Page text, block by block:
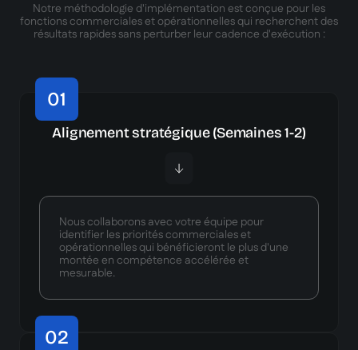
Notre méthodologie d'implémentation est conçue pour les
fonctions commerciales et opérationnelles qui recherchent des
résultats rapides sans perturber leur cadence d'exécution :
Alignement stratégique (Semaines 1-2)
Nous collaborons avec votre équipe pour
identifier les priorités commerciales et
opérationnelles qui bénéficieront le plus d'une
montée en compétence accélérée et
mesurable.
01
02